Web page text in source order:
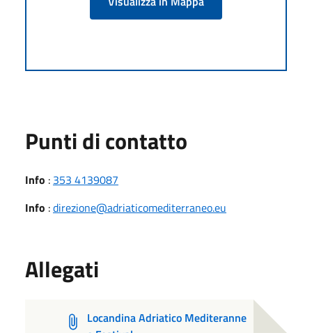
Punti di contatto
Info : 353 4139087
Info :direzione@adriaticomediterraneo.eu
Allegati
Locandina Adriatico Mediteranne